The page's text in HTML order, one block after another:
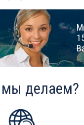
делаем?